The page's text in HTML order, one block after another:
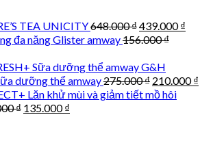
TEA UNICITY648.000₫Original
price
648.000 ₫.
439.000₫
đa năng Glister amway156.000₫
₫.
G&H
dưỡng thể amway275.000₫ Original
price
210.000₫
Lăn khử mùi và giảm tiết mồ hôi
₫ Original
135.000₫